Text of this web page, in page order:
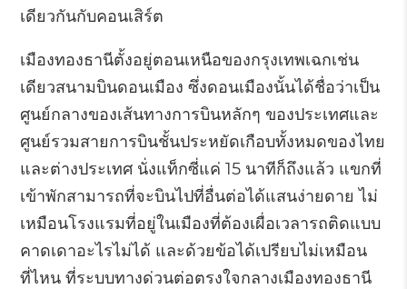
เดียวกันกับคอนเสิร์ต
เมืองทองธานีตั้งอยู่ตอนเหนือของกรุงเทพเฉกเช่น
เดียวสนามบินดอนเมือง ซึ่งดอนเมืองนั้นได้ชื่อว่าเป็น
ศูนย์กลางของเส้นทางการบินหลักๆ ของประเทศและ
ศูนย์รวมสายการบินชั้นประหยัดเกือบทั้งหมดของไทย
และต่างประเทศ นั่งแท็กซี่แค่ 15 นาทีก็ถึงแล้ว แขกที่
เข้าพักสามารถที่จะบินไปที่อื่นต่อได้แสนง่ายดาย ไม่
เหมือนโรงแรมที่อยู่ในเมืองที่ต้องเผื่อเวลารถติดแบบ
คาดเดาอะไรไม่ได้ และด้วยข้อได้เปรียบไม่เหมือน
ที่ไหน ที่ระบบทางด่วนต่อตรงใจกลางเมืองทองธานี